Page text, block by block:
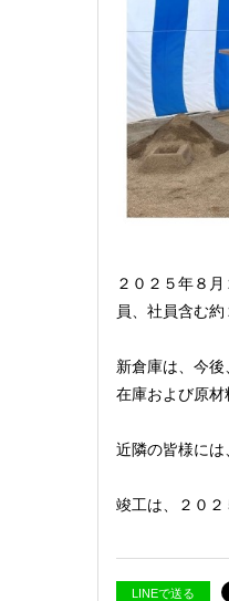
２０２５年８
員、社員含む
新倉庫は、今
在庫および原材
近隣の皆様には
竣工は、２０２
LINEで送る